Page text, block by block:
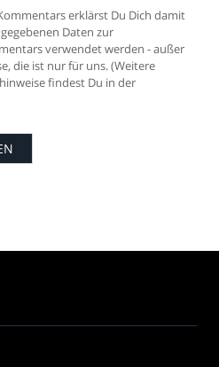
erklärst Du Dich damit
Daten zur
verwendet werden - außer
die ist nur für uns. (Weitere
findest Du in der